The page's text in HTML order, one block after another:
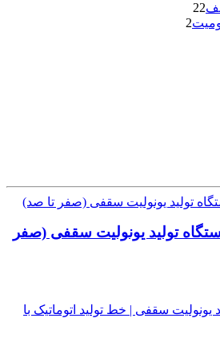
22
2
تولید یونولیت سقفی (صفر